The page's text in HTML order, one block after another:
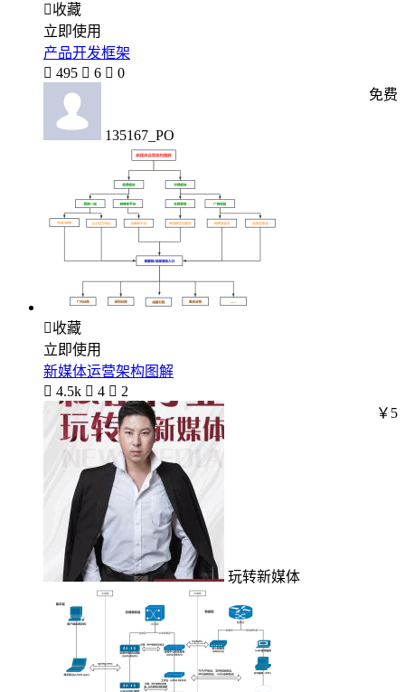
收藏
立即使用
产品开发框架
 495  6  0
135167_PO
免费
收藏
立即使用
新媒体运营架构图解
 4.5k  4  2
玩转新媒体
￥5